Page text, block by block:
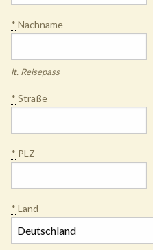
* Nachname
lt. Reisepass
* Straße
* PLZ
* Land